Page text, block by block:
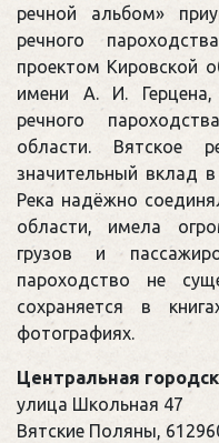
речной альбом»
речного
проектом Кировской
имени А. И. Герцена,
речного
области. Вятское
значительный вклад
Река надёжно
области, имела
грузов и
пароходство не
сохраняется в
фотографиях.
Центральная
улица Школьная 47
Вятские Поляны,